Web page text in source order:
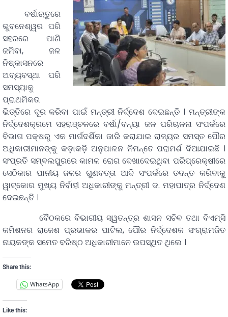
ବର୍ଷାଋତୁରେ
ଭୁବନେଶ୍ୱର ପରି
ସହରରେ ପାଣି
ଜମିବା, ଜଳ
ନିଷ୍କାସନରେ
ଅବ୍ୟବସ୍ଥା ପରି
ସମସ୍ୟାକୁ
ପ୍ରାଥମିକତା
ଭିତ୍ତିରେ ଦୂର କରିବା ପାଇଁ ମନ୍ତ୍ରୀ ନିର୍ଦ୍ଦେଶ ଦେଇଛନ୍ତି । ମନ୍ତ୍ରୀଙ୍କ
ନିର୍ଦ୍ଦେଶକ୍ରମେ ସହରାଞ୍ଚଳରେ ବର୍ଷା/ବନ୍ୟା ଜଳ ପରିଚାଳନା ସଂପର୍କରେ
ବିଭାଗ ପକ୍ଷରୁ ଏକ ମାର୍ଗଦର୍ଶିକା ଜାରି କରାଯାଇ ରାଜ୍ୟର ସମସ୍ତ ପୌର
ଅଧିକାରୀମାନଙ୍କୁ କଡ଼ାକଡ଼ି ଅନୁପାଳନ ନିମନ୍ତେ ପରାମର୍ଶ ଦିଆଯାଇଛି ।
ସଂପ୍ରତି ସମ୍ବଲପୁରରେ କାମଳ ରୋଗ ଦେଖାଦେଇଥିବା ପରିପ୍ରେକ୍ଷୀରେ
ସେଠିକାର ପାନୀୟ ଜଳର ଗୁଣବତ୍ତା ଆଦି ସଂପର୍କରେ ତଦନ୍ତ କରିବାକୁ
ୱାଟ୍‌କୋର ମୁଖ୍ୟ ନିର୍ବାହୀ ଅଧିକାରୀଙ୍କୁ ମନ୍ତ୍ରୀ ଡ. ମହାପାତ୍ର ନିର୍ଦ୍ଦେଶ
ଦେଇଛନ୍ତି ।
ବୈଠକରେ ବିଭାଗୀୟ ସ୍ୱତନ୍ତ୍ର ଶାସନ ସଚିବ ତଥା ବିଏମ୍‌ସି
କମିଶନର ରାଜେଶ ପ୍ରଭାକର ପାଟିଲ, ପୌର ନିର୍ଦ୍ଦେଶକ ସଂଗ୍ରାମଜିତ
ନାୟକଙ୍କ ସମେତ ବରିଷ୍ଠ ଅଧିକାରୀମାନେ ଉପସ୍ଥିତ ଥିଲେ ।
Share this:
WhatsApp
Like this: